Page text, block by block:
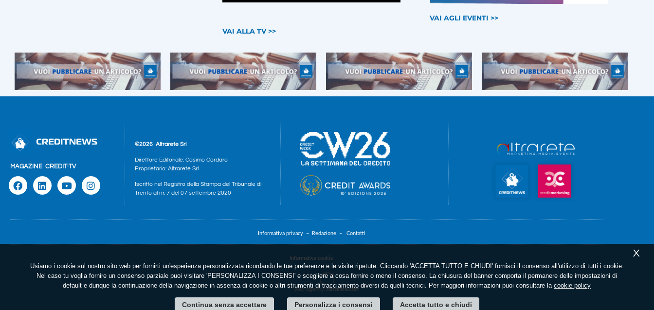
VAI ALLA TV >>
VAI AGLI EVENTI >>
MAGAZINE CREDIT·TV
©2026 Altrarete Srl
Direttore Editoriale: Cosimo Cordaro
Proprietario: Altrarete Srl
Iscritto nel Registro della Stampa del Tribunale di
Trento al nr. 7 del 07 settembre 2020
Informativa privacy – Redazione – Contatti
Informativa cookie
web agency : altrarete.com
X
Usiamo i cookie sul nostro sito web per fornirti un'esperienza personalizzata ricordando le tue preferenze e le visite ripetute. Cliccando 'ACCETTA TUTTO E CHIUDI' fornisci il consenso all'utilizzo di tutti i cookie.
Nel caso tu voglia fornire un consenso parziale puoi visitare 'PERSONALIZZA I CONSENSI' e scegliere a cosa fornire o meno il consenso. La chiusura del banner comporta il permanere delle impostazioni di
default e dunque la continuazione della navigazione in assenza di cookie o altri strumenti di tracciamento diversi da quelli tecnici. Per maggiori informazioni puoi consultare lacookie policy
Continua senza accettare Personalizza i consensi Accetta tutto e chiudi